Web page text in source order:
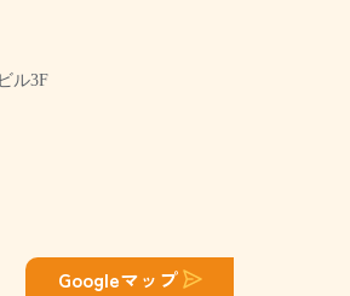
ル3F
Googleマップ